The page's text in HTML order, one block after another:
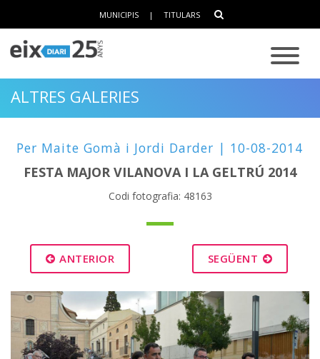
MUNICIPIS | TITULARS
ALTRES GALERIES
Per Maite Gomà i Jordi Darder | 10-08-2014
FESTA MAJOR VILANOVA I LA GELTRÚ 2014
Codi fotografia: 48163
ANTERIOR SEGÜENT